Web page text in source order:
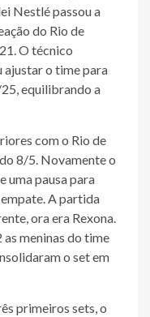
Nestlé passou a
do Rio de
O técnico
ajustar o time para
equilibrando a
com o Rio de
8/5. Novamente o
uma pausa para
A partida
ora era Rexona.
meninas do time
o set em
primeiros sets, o